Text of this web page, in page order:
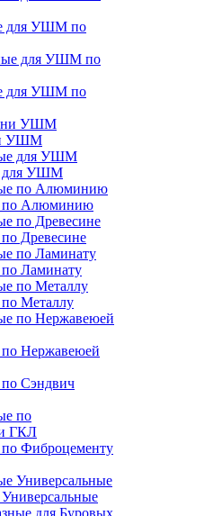
для УШМ по
для УШМ по
УШМ
для УШМ
по Алюминию
Древесине
Ламинату
Металлу
Нержавеюей
Сэндвич
Фиброцементу